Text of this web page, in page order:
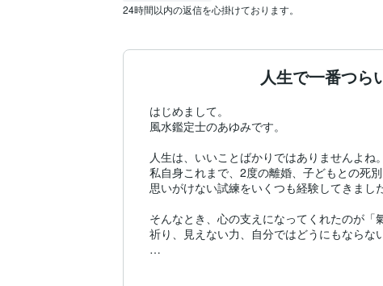
24時間以内の返信を心掛けております。
人生で一番つら
はじめまして。
風水鑑定士のあゆみです。
人生は、いいことばかりではありませんよね。
私自身これまで、2度の離婚、子どもとの死別
思いがけない試練をいくつも経験してきました
そんなとき、心の支えになってくれたのが「
祈り、見えない力、自分ではどうにもならな